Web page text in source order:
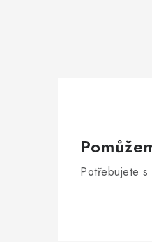
Potřebujete s